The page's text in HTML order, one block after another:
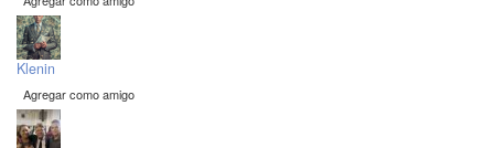
Klenin
Agregar como amigo